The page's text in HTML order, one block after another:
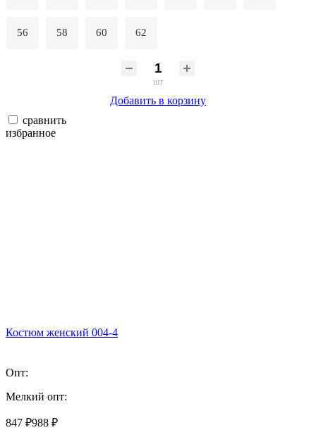
56 58 60 62
шт
Добавить в корзину
сравнить
избранное
Костюм женский 004-4
Опт:
Мелкий опт:
847 ₽988 ₽